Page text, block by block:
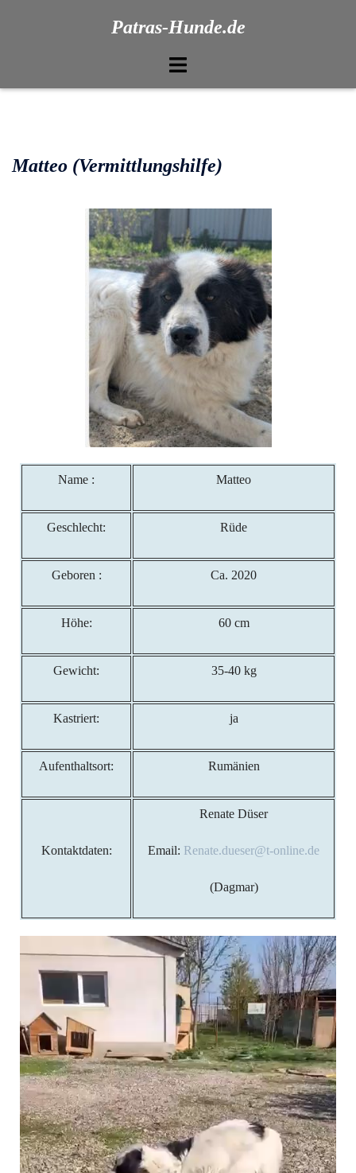
Patras-Hunde.de
Matteo (Vermittlungshilfe)
Name : Matteo
Geschlecht: Rüde
Geboren : Ca. 2020
Höhe: 60 cm
Gewicht: 35-40 kg
Kastriert: ja
Aufenthaltsort: Rumänien
Kontaktdaten:
Renate Düser
Email: Renate.dueser@t-online.de
(Dagmar)